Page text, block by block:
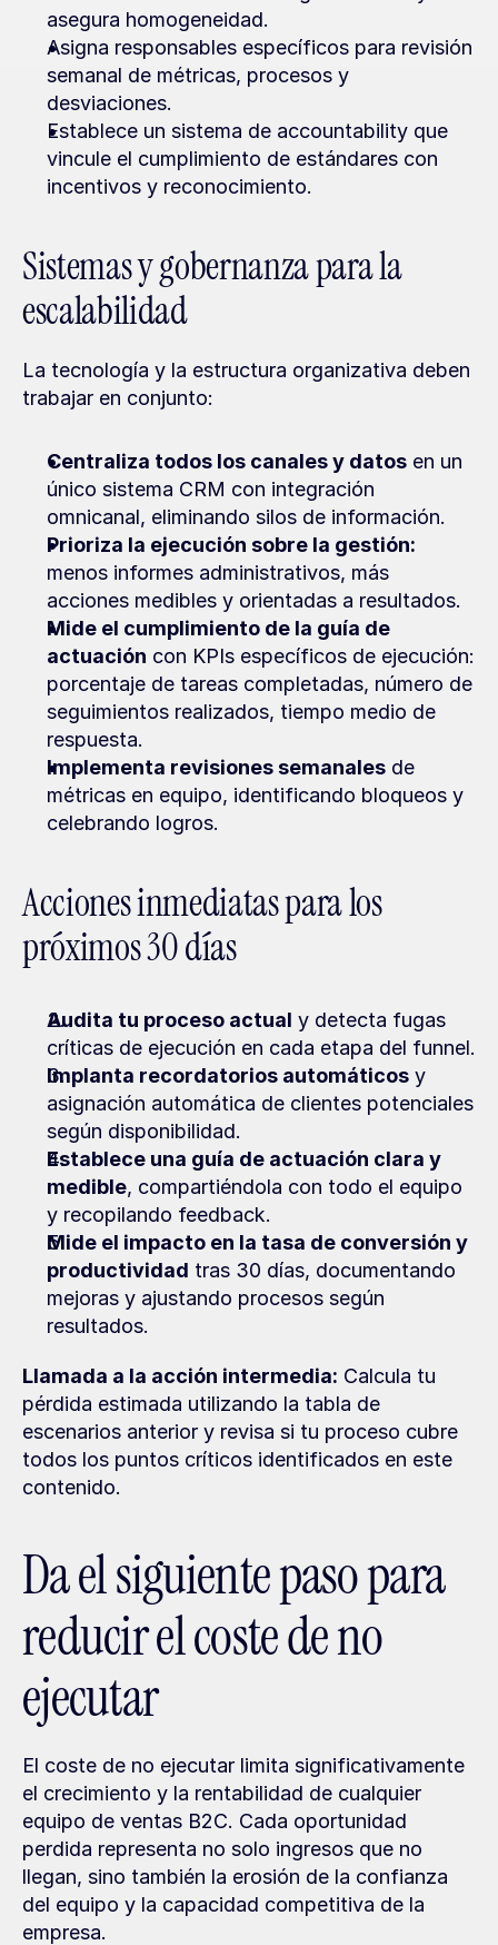
asegura homogeneidad.
Asigna responsables específicos para revisión
semanal de métricas, procesos y
desviaciones.
Establece un sistema de accountability que
vincule el cumplimiento de estándares con
incentivos y reconocimiento.
Sistemas y gobernanza para la
escalabilidad
La tecnología y la estructura organizativa deben
trabajar en conjunto:
Centraliza todos los canales y datos en un
único sistema CRM con integración
omnicanal, eliminando silos de información.
Prioriza la ejecución sobre la gestión:
menos informes administrativos, más
acciones medibles y orientadas a resultados.
Mide el cumplimiento de la guía de
actuación con KPIs específicos de ejecución:
porcentaje de tareas completadas, número de
seguimientos realizados, tiempo medio de
respuesta.
Implementa revisiones semanales de
métricas en equipo, identificando bloqueos y
celebrando logros.
Acciones inmediatas para los
próximos 30 días
Audita tu proceso actual y detecta fugas
críticas de ejecución en cada etapa del funnel.
Implanta recordatorios automáticos y
asignación automática de clientes potenciales
según disponibilidad.
Establece una guía de actuación clara y
medible, compartiéndola con todo el equipo
y recopilando feedback.
Mide el impacto en la tasa de conversión y
productividad tras 30 días, documentando
mejoras y ajustando procesos según
resultados.
Llamada a la acción intermedia: Calcula tu
pérdida estimada utilizando la tabla de
escenarios anterior y revisa si tu proceso cubre
todos los puntos críticos identificados en este
contenido.
Da el siguiente paso para
reducir el coste de no
ejecutar
El coste de no ejecutar limita significativamente
el crecimiento y la rentabilidad de cualquier
equipo de ventas B2C. Cada oportunidad
perdida representa no solo ingresos que no
llegan, sino también la erosión de la confianza
del equipo y la capacidad competitiva de la
empresa.